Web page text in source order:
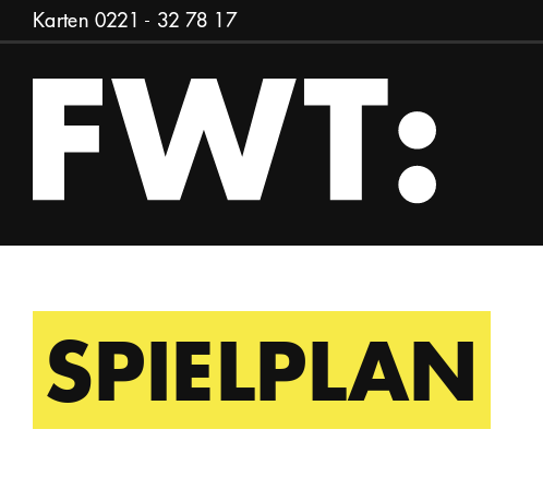
Zum Inhalt springen
Karten 0221 - 32 78 17
SPIELPLAN